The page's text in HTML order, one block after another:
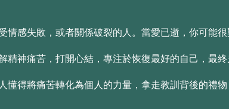
情感失敗，或者關係破裂的人。當愛已逝，你可能
精神痛苦，打開心結，專注於恢復最好的自己，最
懂得將痛苦轉化為個人的力量，拿走教訓背後的禮物